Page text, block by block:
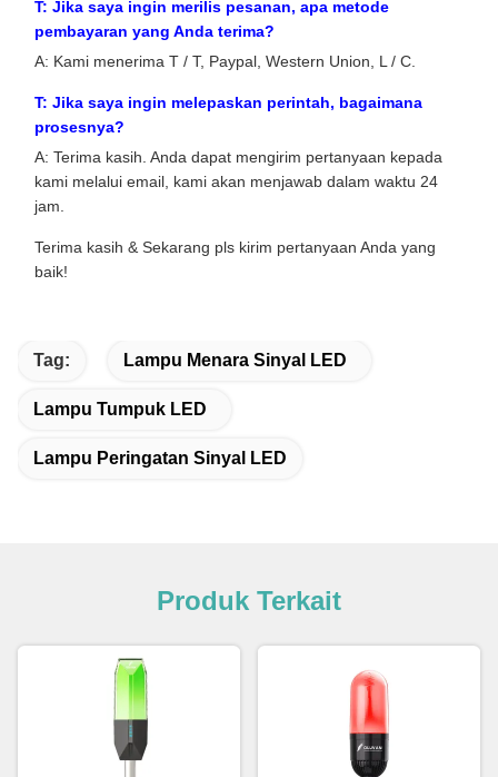
T: Jika saya ingin merilis pesanan, apa metode
pembayaran yang Anda terima?
A: Kami menerima T / T, Paypal, Western Union, L / C.
T: Jika saya ingin melepaskan perintah, bagaimana
prosesnya?
A: Terima kasih. Anda dapat mengirim pertanyaan kepada
kami melalui email, kami akan menjawab dalam waktu 24
jam.
Terima kasih & Sekarang pls kirim pertanyaan Anda yang
baik!
Tag: Lampu Menara Sinyal LED
Lampu Tumpuk LED
Lampu Peringatan Sinyal LED
Produk Terkait